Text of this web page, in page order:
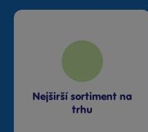
Nejširší sortiment na
trhu